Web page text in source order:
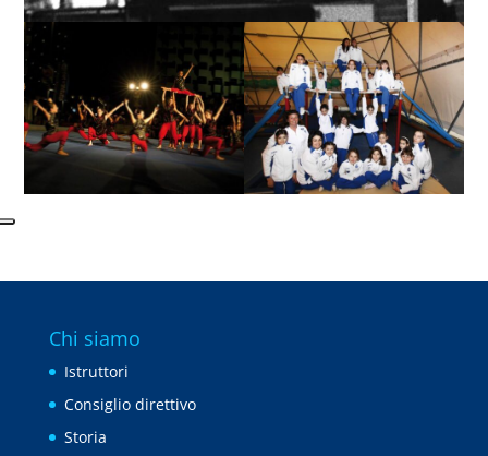
Chi siamo
Istruttori
Consiglio direttivo
Storia